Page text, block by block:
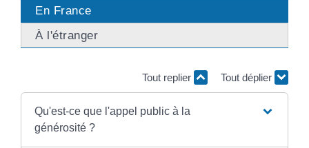
En France
À l'étranger
Tout replier Tout déplier
Qu'est-ce que l'appel public à la
générosité ?